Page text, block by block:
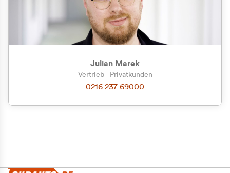
Geschäftskunde (exkl. MwSt.)
Julian Marek
Vertrieb - Privatkunden
0216 237 69000